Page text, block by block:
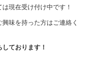
現在受け付け中です！
味を持った方はご連絡く
しております ！